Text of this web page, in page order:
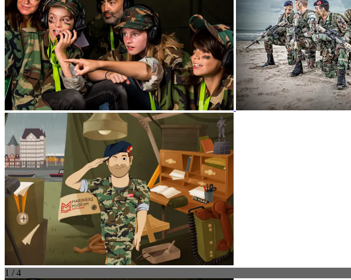
1 / 4